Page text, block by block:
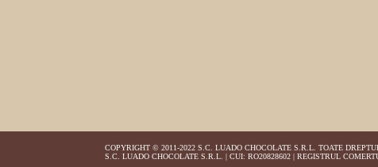
COPYRIGHT © 2011-2022 S.C. LUADO CHOCOLATE S.R.L. TOATE
S.C. LUADO CHOCOLATE S.R.L. | CUI: RO20828602 | REGISTRUL